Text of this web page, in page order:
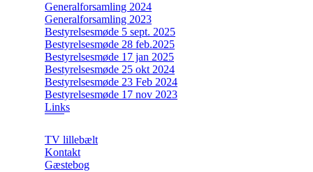
Generalforsamling 2024
Generalforsamling 2023
Bestyrelsesmøde 5 sept. 2025
Bestyrelsesmøde 28 feb.2025
Bestyrelsesmøde 17 jan 2025
Bestyrelsesmøde 25 okt 2024
Bestyrelsesmøde 23 Feb 2024
Bestyrelsesmøde 17 nov 2023
Links
TV lillebælt
Kontakt
Gæstebog